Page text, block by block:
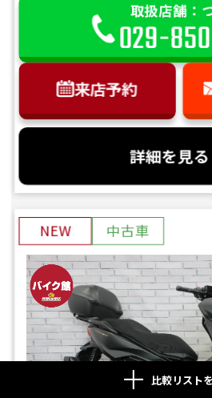
比較リスト
取扱店舗：
029-
来店予約
詳細を見る
NEW 中古車